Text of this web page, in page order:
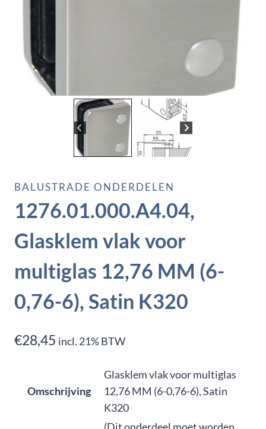
BALUSTRADE ONDERDELEN
1276.01.000.A4.04,
Glasklem vlak voor
multiglas 12,76 MM (6-
0,76-6), Satin K320
€28,45 incl. 21% BTW
Omschrijving
Glasklem vlak voor multiglas
12,76 MM (6-0,76-6), Satin
K320